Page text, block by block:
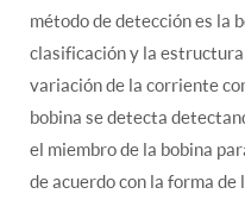
método de detección es la
clasificación y la
variación de la corriente
bobina se detecta
el miembro de la bobina
de acuerdo con la forma de